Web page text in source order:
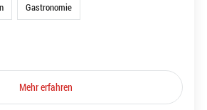
Gastronomie
Mehr erfahren